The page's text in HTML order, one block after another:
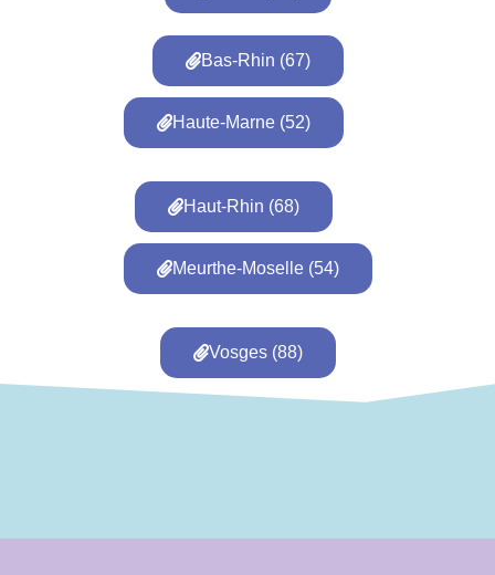
Bas-Rhin (67)
Haute-Marne (52)
Haut-Rhin (68)
Meurthe-Moselle (54)
Vosges (88)